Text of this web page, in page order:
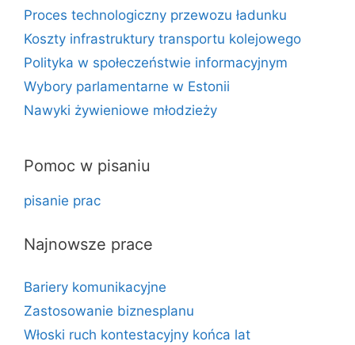
Proces technologiczny przewozu ładunku
Koszty infrastruktury transportu kolejowego
Polityka w społeczeństwie informacyjnym
Wybory parlamentarne w Estonii
Nawyki żywieniowe młodzieży
Pomoc w pisaniu
pisanie prac
Najnowsze prace
Bariery komunikacyjne
Zastosowanie biznesplanu
Włoski ruch kontestacyjny końca lat